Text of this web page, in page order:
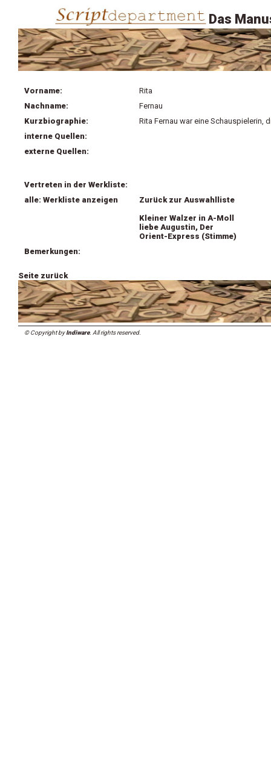
Das
Vorname:
Rita
Nachname:
Fernau
Kurzbiographie:
Rita Fernau war eine Schauspielerin,
interne Quellen:
externe Quellen:
Vertreten in der Werkliste:
alle: Werkliste anzeigen
Zurück zur Auswahlliste
Kleiner Walzer in A-Moll
liebe Augustin, Der
Orient-Express (Stimme)
Bemerkungen:
Seite zurück
© Copyright byIndiware. All rights reserved.